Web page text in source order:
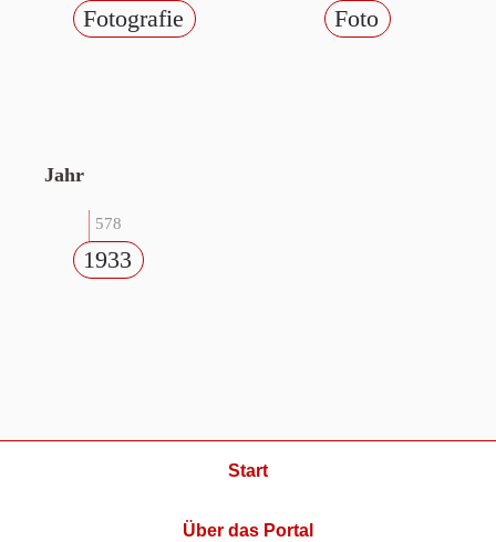
Fotografie Foto
Jahr
578
1933
Start
Über das Portal